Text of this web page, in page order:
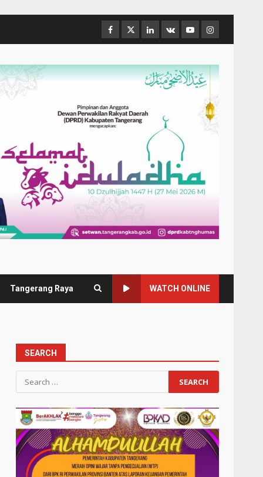
Facebook
TwitterLinkedin
VK YoutubeInstagram
Tangerang Raya WATCH ONLINE
SEARCH
Search
for: